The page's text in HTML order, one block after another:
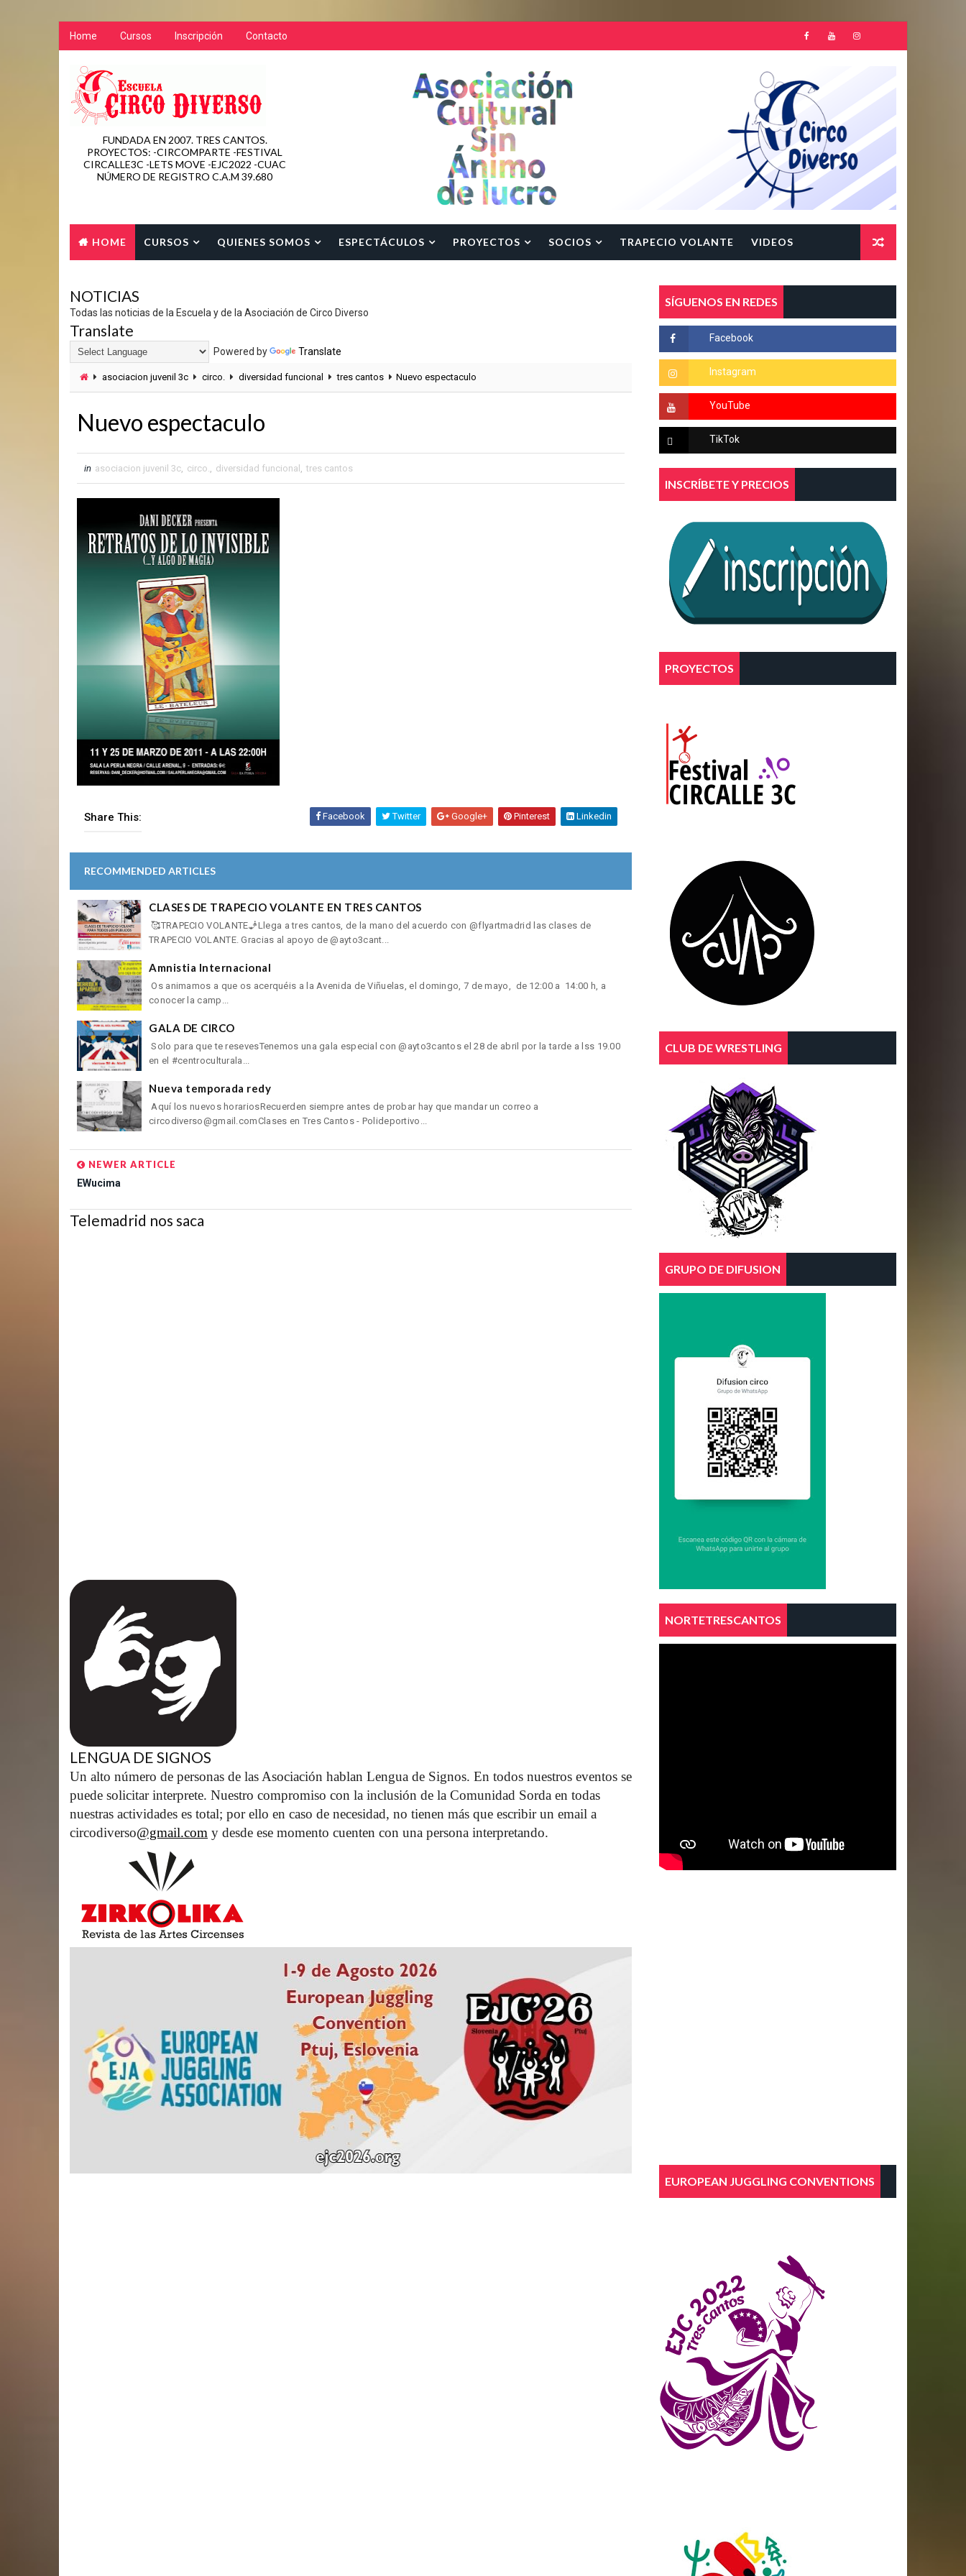
Home Cursos Inscripción Contacto
FUNDADA EN 2007. TRES CANTOS.
PROYECTOS: -CIRCOMPARTE -FESTIVAL
CIRCALLE3C -LETS MOVE -EJC2022 -CUAC
NÚMERO DE REGISTRO C.A.M 39.680
HOME CURSOS QUIENES SOMOS ESPECTÁCULOS PROYECTOS SOCIOS TRAPECIO VOLANTE VIDEOS
NOTICIAS
Todas las noticias de la Escuela y de la Asociación de Circo Diverso
Translate
Powered by Translate
asociacion juvenil 3c circo. diversidad funcional tres cantos Nuevo espectaculo
Nuevo espectaculo
in asociacion juvenil 3c, circo., diversidad funcional , tres cantos
Share This: Facebook Twitter Google+ Pinterest Linkedin
RECOMMENDED ARTICLES
CLASES DE TRAPECIO VOLANTE EN TRES CANTOS
🥰TRAPECIO VOLANTE🧞Llega a tres cantos, de la mano del acuerdo con @flyartmadrid las clases de
TRAPECIO VOLANTE. Gracias al apoyo de @ayto3cant...
Amnistia Internacional
Os animamos a que os acerquéis a la Avenida de Viñuelas, el domingo, 7 de mayo, de 12:00 a 14:00 h, a
conocer la camp...
GALA DE CIRCO
Solo para que te resevesTenemos una gala especial con @ayto3cantos el 28 de abril por la tarde a lss 19.00
en el #centroculturala...
Nueva temporada redy
Aquí los nuevos horariosRecuerden siempre antes de probar hay que mandar un correo a
circodiverso@gmail.comClases en Tres Cantos - Polideportivo...
NEWER ARTICLE
EWucima
Telemadrid nos saca
LENGUA DE SIGNOS
Un alto número de personas de las Asociación hablan Lengua de Signos. En todos nuestros eventos se
puede solicitar interprete. Nuestro compromiso con la inclusión de la Comunidad Sorda en todas
nuestras actividades es total; por ello en caso de necesidad, no tienen más que escribir un email a
circodiverso@gmail.com y desde ese momento cuenten con una persona interpretando.
SÍGUENOS EN REDES
INSCRÍBETE Y PRECIOS
PROYECTOS
CLUB DE WRESTLING
GRUPO DE DIFUSION
NORTETRESCANTOS
EUROPEAN JUGGLING CONVENTIONS